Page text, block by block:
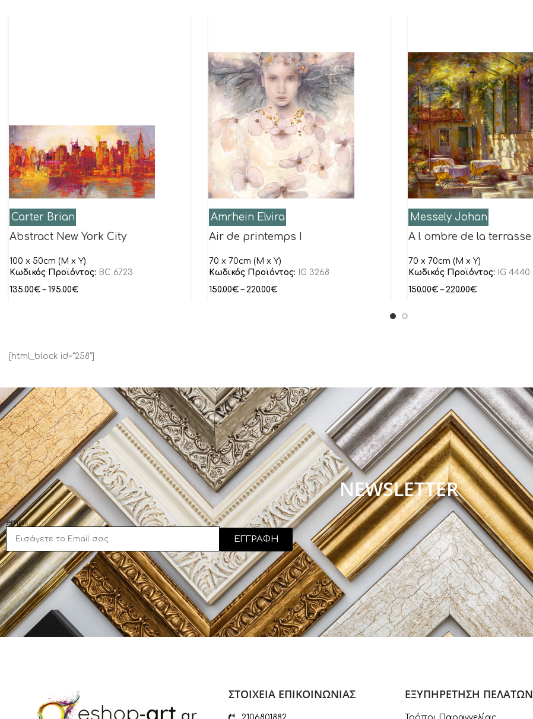
Carter Brian
Abstract New York City
100 x 50cm (M x Y)
Κωδικός Προϊόντος: BC 6723
135.00€ – 195.00€
Amrhein Elvira
Air de printemps I
70 x 70cm (M x Y)
Κωδικός Προϊόντος:
IG 3268
150.00€ – 220.00€
Messely Johan
A l ombre de la terrasse
70 x 70cm (M x Y)
Κωδικός Προϊόντος:
IG 4440
150.00€ – 220.00€
[html_block id="258"]
NEWSLETTER
email
ΕΓΓΡΑΦΗ
ΣΤΟΙΧΕΙΑ ΕΠΙΚΟΙΝΩΝΙΑΣ ΕΞΥΠΗΡΕΤΗΣΗ ΠΕΛΑΤΩΝ